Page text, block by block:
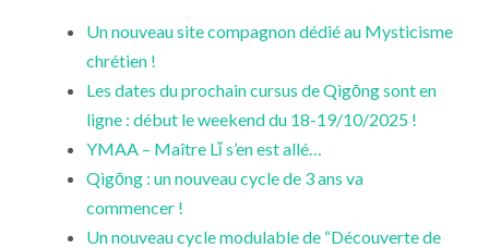
Un nouveau site compagnon dédié au Mysticisme
chrétien !
Les dates du prochain cursus de Qìgōng sont en
ligne : début le weekend du 18-19/10/2025 !
YMAA – Maître Lǐ s’en est allé…
Qìgōng : un nouveau cycle de 3 ans va
commencer !
Un nouveau cycle modulable de “Découverte de